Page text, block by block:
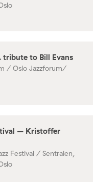
to Bill Evans
/ Oslo Jazzforum/
– Kristoffer
Festival / Sentralen,